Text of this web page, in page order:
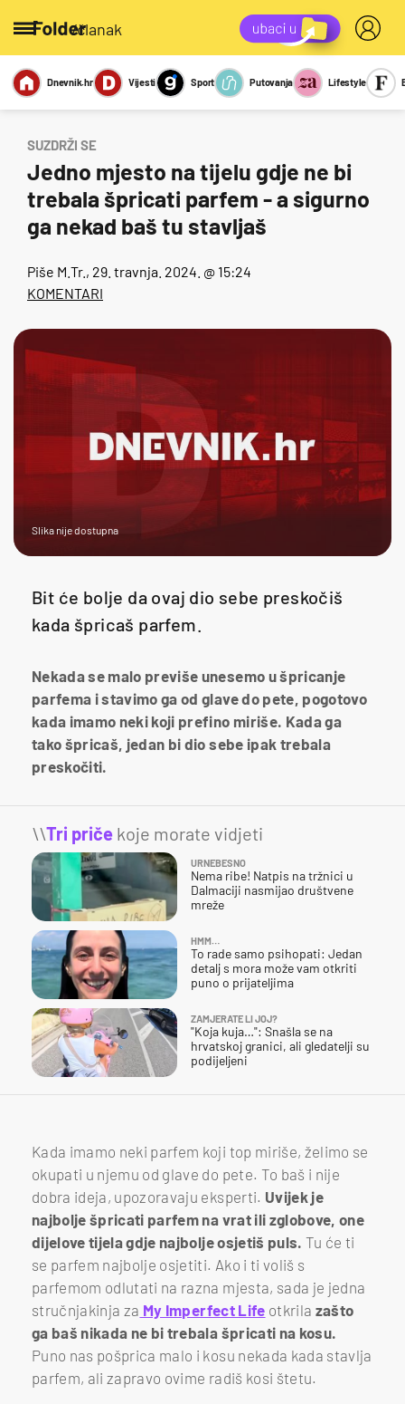
/članak
Miks Kviz
Report
Sexy
Dnevnik.hr Vijesti Sport Putovanja Lifestyle
SUZDRŽI SE
Jedno mjesto na tijelu gdje ne bi
trebala špricati parfem - a sigurno
ga nekad baš tu stavljaš
Piše M.Tr. , 29. travnja. 2024. @ 15:24
KOMENTARI
Slika nije dostupna
Bit će bolje da ovaj dio sebe preskočiš
kada špricaš parfem.
Nekada se malo previše unesemo u špricanje
parfema i stavimo ga od glave do pete, pogotovo
kada imamo neki koji prefino miriše. Kada ga
tako špricaš, jedan bi dio sebe ipak trebala
preskočiti.
\\Tri priče koje morate vidjeti
URNEBESNO
Nema ribe! Natpis na tržnici u
Dalmaciji nasmijao društvene
mreže
HMM…
To rade samo psihopati: Jedan
detalj s mora može vam otkriti
puno o prijateljima
ZAMJERATE LI JOJ?
"Koja kuja…": Snašla se na
hrvatskoj granici, ali gledatelji su
podijeljeni
Kada imamo neki parfem koji top miriše, želimo se
okupati u njemu od glave do pete. To baš i nije
dobra ideja, upozoravaju eksperti. Uvijek je
najbolje špricati parfem na vrat ili zglobove, one
dijelove tijela gdje najbolje osjetiš puls. Tu će ti
se parfem najbolje osjetiti. Ako i ti voliš s
parfemom odlutati na razna mjesta, sada je jedna
stručnjakinja za My Imperfect Life otkrila zašto
ga baš nikada ne bi trebala špricati na kosu.
Puno nas pošprica malo i kosu nekada kada stavlja
parfem, ali zapravo ovime radiš kosi štetu.